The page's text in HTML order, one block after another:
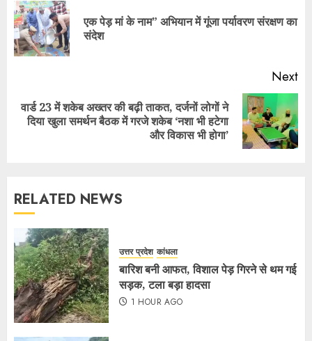
एक पेड़ मां के नाम” अभियान में गूंजा पर्यावरण संरक्षण का
संदेश
Next
वार्ड 23 में शकेब अख्तर की बढ़ी ताकत, दर्जनों लोगों ने
दिया खुला समर्थन बैठक में गरजे शकेब ‘नशा भी हटेगा
और विकास भी होगा’
RELATED NEWS
उत्तर प्रदेश कांधला
बारिश बनी आफत, विशाल पेड़ गिरने से थम गई
सड़क, टला बड़ा हादसा
1 HOUR AGO